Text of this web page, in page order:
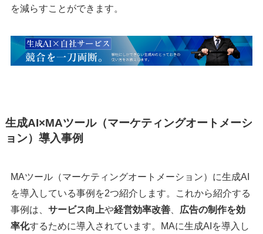
を減らすことができます。
生成AI×MAツール（マーケティングオートメーシ
ョン）導入事例
MAツール（マーケティングオートメーション）に生成AI
を導入している事例を2つ紹介します。これから紹介する
事例は、 サービス向上や経営効率改善、 広告の制作を効
率化するために導入されています。MAに生成AIを導入し